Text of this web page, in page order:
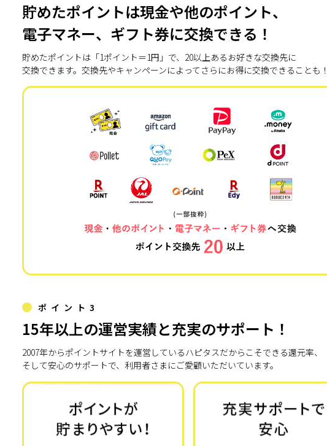
貯めたポイントは現金や他のポイント、
電子マネー、ギフト券に交換できる！
貯めたポイントは「1ポイント＝1円」で、20以上あるお好きな交換先に
交換できます。交換先やキャンペーンによってさらにお得に交換できることも
ポイント3
15年以上の運営実績と充実のサポート！
2007年からポイントサイトを運営しているハピタスだからこそできる還元率、
そして安心のサポートで、利用者さまにご愛顧いただいています。